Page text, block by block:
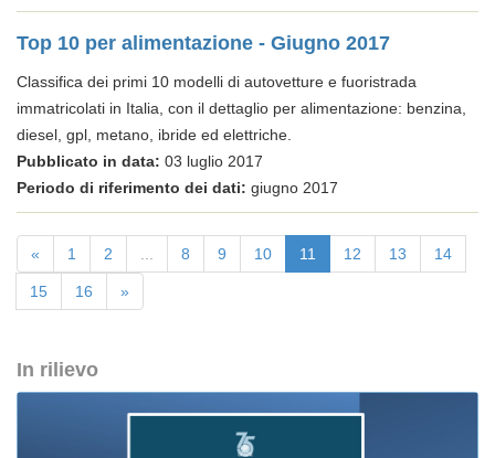
Top 10 per alimentazione - Giugno 2017
Classifica dei primi 10 modelli di autovetture e fuoristrada
immatricolati in Italia, con il dettaglio per alimentazione: benzina,
diesel, gpl, metano, ibride ed elettriche.
Pubblicato in data: 03 luglio 2017
Periodo di riferimento dei dati: giugno 2017
« 1 2 8 9 10 11 12 13 14
15 16 »
In rilievo